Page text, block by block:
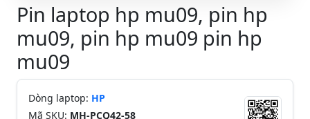
Pin laptop hp mu09, pin hp
mu09, pin hp mu09 pin hp
mu09
Dòng laptop: HP
Mã SKU: MH-PCQ42-58